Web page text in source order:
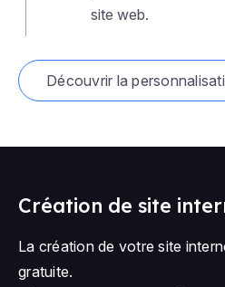
site web.
Découvrir la
Création de site
La création de votre site
gratuite.